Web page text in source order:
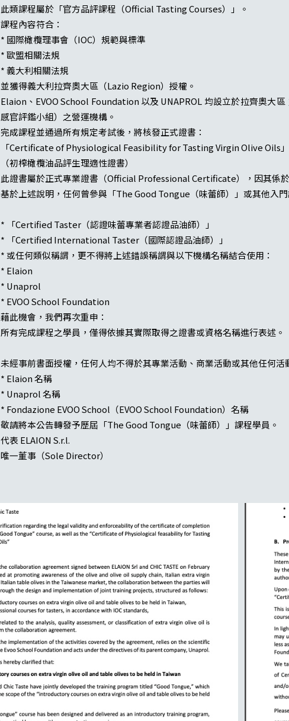
此類課程屬於「官方品評課程（Official Tasting Courses）」。
課程內容符合：
* 國際橄欖理事會（IOC）規範與標準
* 歐盟相關法規
* 義大利相關法規
並獲得義大利拉齊奧大區（Lazio Region）授權。
Elaion、EVOO School Foundation 以及 UNAPROL 均設立於拉齊奧大
感官評鑑小組）之營運機構。
完成課程並通過所有規定考試後，將核發正式證書：
「Certificate of Physiological Feasibility for Tasting Virgin Olive Oils」
（初榨橄欖油品評生理適性證書）
此證書屬於正式專業證書（Official Professional Certificate），因其係
基於上述說明，任何曾參與「The Good Tongue（味蕾師）」或其他入門
* 「Certified Taster（認證味蕾專業者認證品油師）」
* 「Certified International Taster（國際認證品油師）」
* 或任何類似稱謂，更不得將上述錯誤稱謂與以下機構名稱結合使用：
* Elaion
* Unaprol
* EVOO School Foundation
藉此機會，我們再次重申：
所有完成課程之學員，僅得依據其實際取得之證書或資格名稱進行表述。
未經事前書面授權，任何人均不得於其專業活動、商業活動或其他任何活
* Elaion 名稱
* Unaprol 名稱
* Fondazione EVOO School（EVOO School Foundation）名稱
敬請將本公告轉發予歷屆「The Good Tongue（味蕾師）」課程學員。
代表 ELAION S.r.l.
唯一董事（Sole Director）